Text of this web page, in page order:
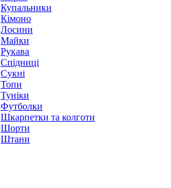
Купальники
Кімоно
Лосини
Майки
Рукава
Спідниці
Сукні
Топи
Туніки
Футболки
Шкарпетки та колготи
Шорти
Штани